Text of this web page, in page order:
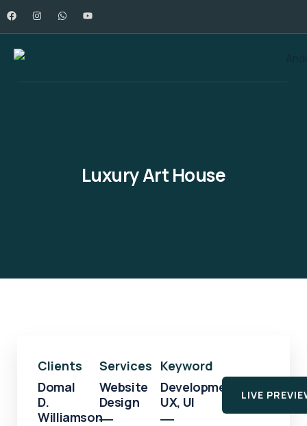
Luxury Art House
Clients
Domal
D.
Williamson
Services
Website
Design
Keyword
Development,
UX, UI
LIVE